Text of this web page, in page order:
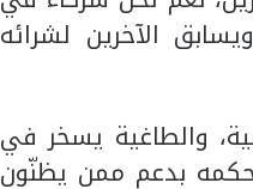
الآخرين لشرائه
والطاغية يسخر في
بدعم ممن يظنّون